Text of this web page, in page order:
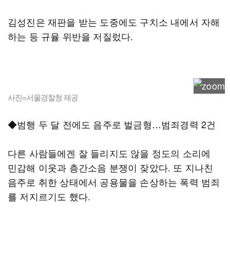
김성진은 재판을 받는 도중에도 구치소 내에서 자해
하는 등 규율 위반을 저질렀다.
사진=서울경찰청 제공
◆범행 두 달 전에도 음주로 벌금형…범죄경력 2건
다른 사람들에겐 잘 들리지도 않을 정도의 소리에
민감해 이웃과 층간소음 분쟁이 잦았다. 또 지나친
음주로 취한 상태에서 공용물을 손상하는 폭력 범죄
를 저지르기도 했다.